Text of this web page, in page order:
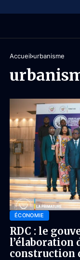
Accueil urbanisme
ÉCONOMIE
RDC : le
l’élaboration
construction